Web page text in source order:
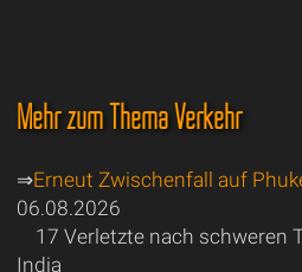
Mehr zum Thema Verkehr
⇒Erneut Zwischenfall auf
06.08.2026
17 Verletzte nach schweren
India